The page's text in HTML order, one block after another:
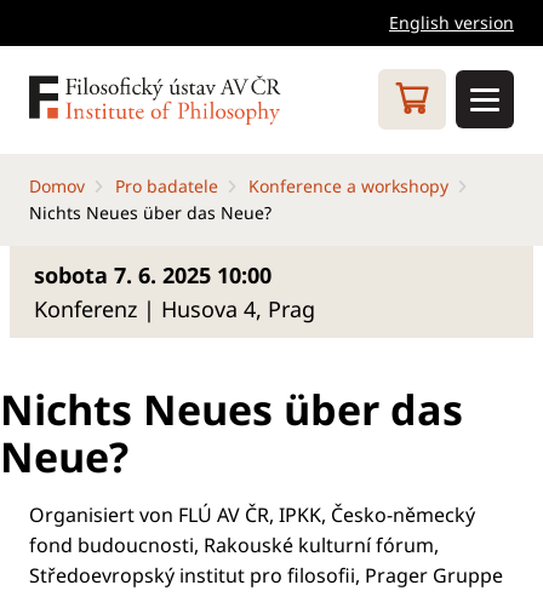
English version
Domov Pro badatele
Konference a workshopy
Nichts Neues über das Neue?
sobota 7. 6. 2025 10:00
Konferenz | Husova 4, Prag
Nichts Neues über das
Neue?
Organisiert von FLÚ AV ČR, IPKK, Česko-německý
fond budoucnosti, Rakouské kulturní fórum,
Středoevropský institut pro filosofii, Prager Gruppe